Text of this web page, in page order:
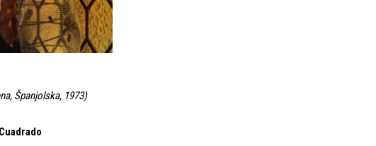
Španjolska, 1973)